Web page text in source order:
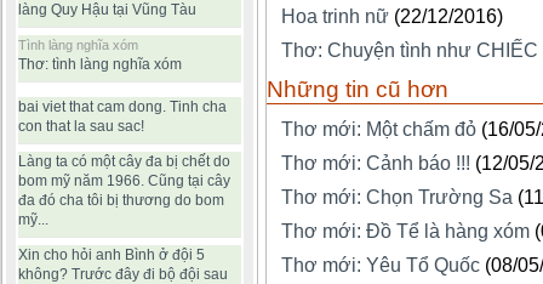
làng Quy Hậu tại Vũng Tàu
Tình làng nghĩa xóm
Thơ: tình làng nghĩa xóm
bai viet that cam dong. Tinh cha
con that la sau sac!
Làng ta có một cây đa bị chết do
bom mỹ năm 1966. Cũng tại cây
đa đó cha tôi bị thương do bom
mỹ...
Xin cho hỏi anh Bình ở đội 5
không? Trước đây đi bộ đội sau
Hoa trinh nữ (22/12/2016)
Thơ: Chuyện tình như CHIẾC
Những tin cũ hơn
Thơ mới: Một chấm đỏ (16/
Thơ mới: Cảnh báo !!! (12/05/
Thơ mới: Chọn Trường Sa
Thơ mới: Đồ Tể là hàng xóm
Thơ mới: Yêu Tổ Quốc (08/